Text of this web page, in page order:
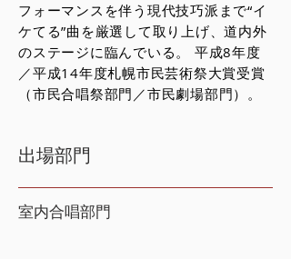
フォーマンスを伴う現代技巧派まで“イ
ケてる”曲を厳選して取り上げ、道内外
のステージに臨んでいる。 平成8年度
／平成14年度札幌市民芸術祭大賞受賞
（市民合唱祭部門／市民劇場部門）。
出場部門
室内合唱部門